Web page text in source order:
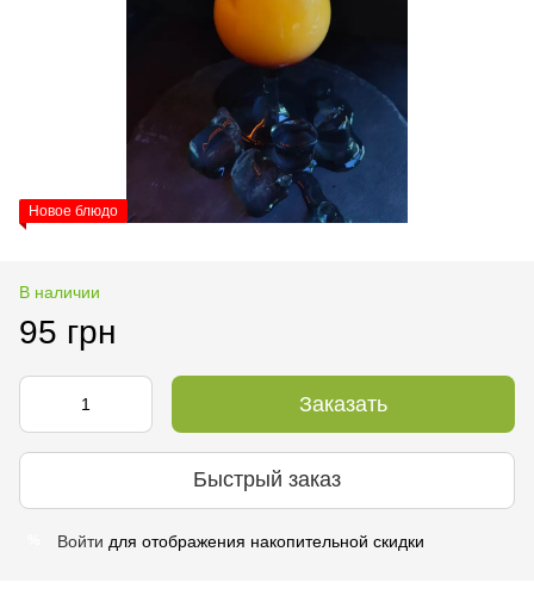
Новое блюдо
В наличии
95 грн
Заказать
Быстрый заказ
Войти для отображения накопительной скидки